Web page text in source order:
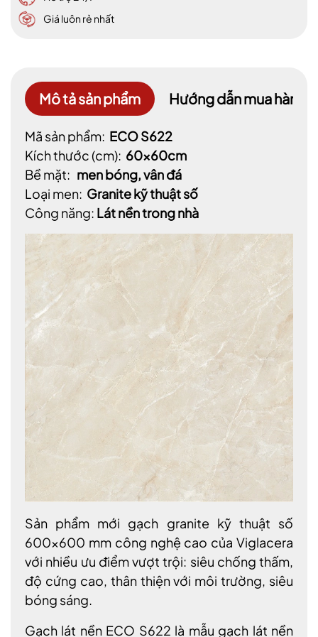
Giá luôn rẻ nhất
Mô tả sản phẩm Hướng dẫn mua hàng
Mã sản phẩm: ECO S622
Kích thước (cm): 60x60cm
Bề mặt: men bóng, vân đá
Loại men: Granite kỹ thuật số
Công năng: Lát nền trong nhà
Sản phẩm mới gạch granite kỹ thuật số
600x600 mm công nghệ cao của Viglacera
với nhiều ưu điểm vượt trội: siêu chống thấm,
độ cứng cao, thân thiện với môi trường, siêu
bóng sáng.
Gạch lát nền ECO S622 là mẫu gạch lát nền